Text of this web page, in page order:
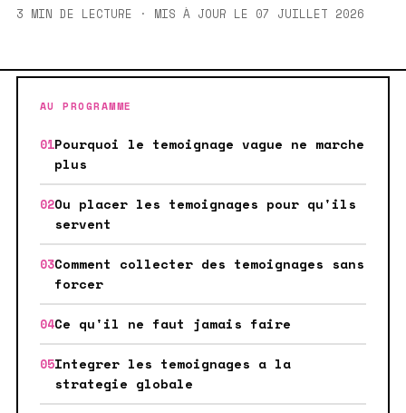
3 MIN DE LECTURE · MIS À JOUR LE 07 JUILLET 2026
AU PROGRAMME
Pourquoi le temoignage vague ne marche
plus
Ou placer les temoignages pour qu'ils
servent
Comment collecter des temoignages sans
forcer
Ce qu'il ne faut jamais faire
Integrer les temoignages a la
strategie globale